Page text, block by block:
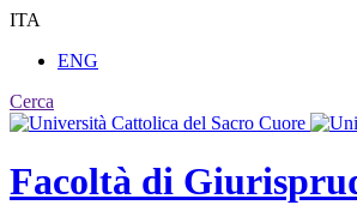
ITA
ENG
Cerca
Facoltà di